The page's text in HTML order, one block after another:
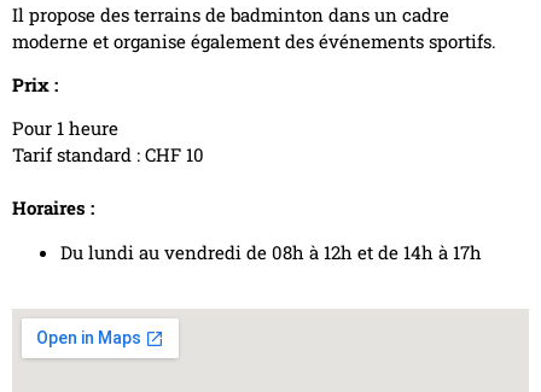
Il propose des terrains de badminton dans un cadre
moderne et organise également des événements sportifs.
Prix :
Pour 1 heure
Tarif standard : CHF 10
Horaires :
Du lundi au vendredi de 08h à 12h et de 14h à 17h